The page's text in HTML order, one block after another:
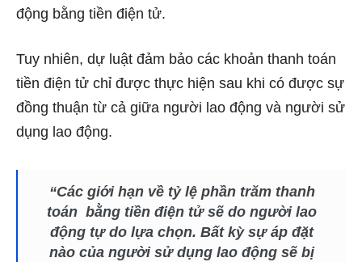
động bằng tiền điện tử.
Tuy nhiên, dự luật đảm bảo các khoản thanh toán
tiền điện tử chỉ được thực hiện sau khi có được sự
đồng thuận từ cả giữa người lao động và người sử
dụng lao động.
“Các giới hạn về tỷ lệ phần trăm thanh
toán bằng tiền điện tử sẽ do người lao
động tự do lựa chọn. Bất kỳ sự áp đặt
nào của người sử dụng lao động sẽ bị